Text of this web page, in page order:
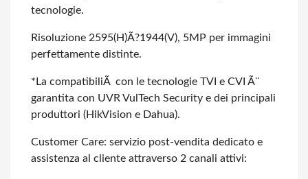
tecnologie.
Risoluzione 2595(H)Ã?1944(V), 5MP per immagini
perfettamente distinte.
*La compatibiliÃ con le tecnologie TVI e CVI Ã¨
garantita con UVR VulTech Security e dei principali
produttori (HikVision e Dahua).
Customer Care: servizio post-vendita dedicato e
assistenza al cliente attraverso 2 canali attivi: